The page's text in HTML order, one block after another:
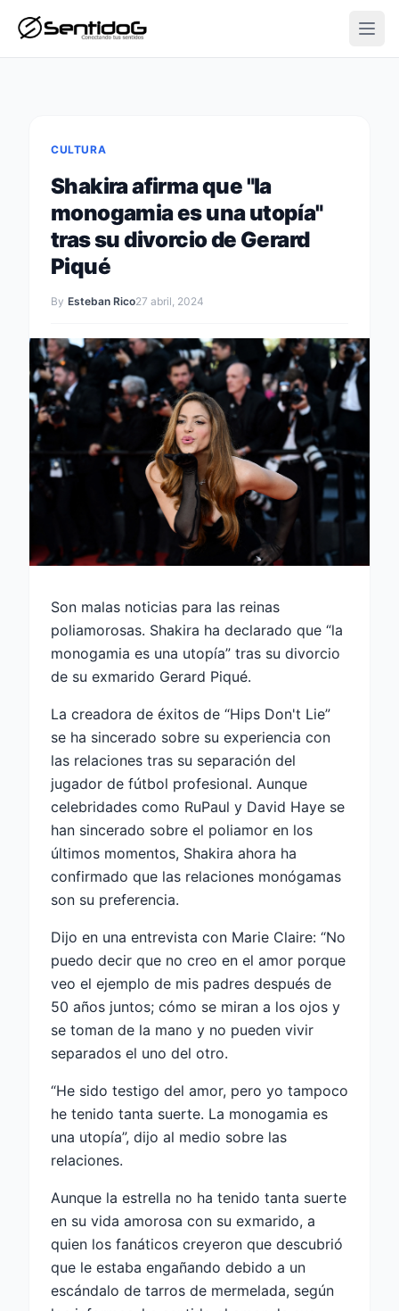
CULTURA
Shakira afirma que "la
monogamia es una utopía"
tras su divorcio de Gerard
Piqué
By Esteban Rico27 abril, 2024
Son malas noticias para las reinas
poliamorosas. Shakira ha declarado que “la
monogamia es una utopía” tras su divorcio
de su exmarido Gerard Piqué.
La creadora de éxitos de “Hips Don't Lie”
se ha sincerado sobre su experiencia con
las relaciones tras su separación del
jugador de fútbol profesional. Aunque
celebridades como RuPaul y David Haye se
han sincerado sobre el poliamor en los
últimos momentos, Shakira ahora ha
confirmado que las relaciones monógamas
son su preferencia.
Dijo en una entrevista con Marie Claire: “No
puedo decir que no creo en el amor porque
veo el ejemplo de mis padres después de
50 años juntos; cómo se miran a los ojos y
se toman de la mano y no pueden vivir
separados el uno del otro.
“He sido testigo del amor, pero yo tampoco
he tenido tanta suerte. La monogamia es
una utopía”, dijo al medio sobre las
relaciones.
Aunque la estrella no ha tenido tanta suerte
en su vida amorosa con su exmarido, a
quien los fanáticos creyeron que descubrió
que le estaba engañando debido a un
escándalo de tarros de mermelada, según